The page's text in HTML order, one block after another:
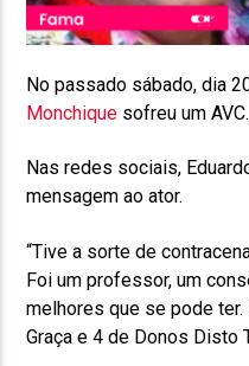
No passado sábado, dia
Monchique sofreu um AVC.
Nas redes sociais,
mensagem ao ator.
“Tive a sorte de
Foi um professor, um
melhores que se pode
Graça e 4 de Donos Disto